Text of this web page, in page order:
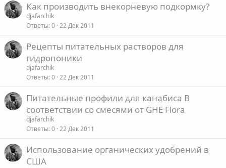
Как производить внекорневую подкормку?
djafarchik
Ответы 0 22 Дек 2011
Рецепты питательных растворов для
гидропоники
djafarchik
Ответы 0 22 Дек 2011
Питательные профили для канабиса В
соответствии со смесями от GHE Flora
djafarchik
Ответы 0 22 Дек 2011
Использование органических удобрений в
США